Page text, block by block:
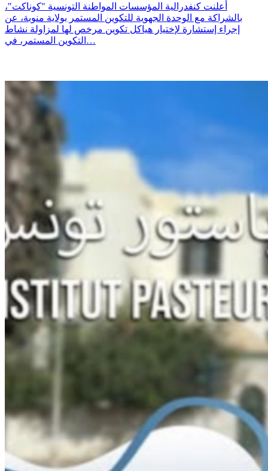
أعلنت كنفدرالية المؤسسات المواطنة التونسية "كوناكت"،
بالشراكة مع الوحدة الجهوية للتكوين المستمر بولاية منوبة، عن
إجراء إستشارة لإختيار هياكل تكوين مرخص لها لمزاولة نشاط
التكوين المستمر، في…